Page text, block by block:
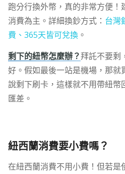
跑分行換外幣，真的非常方便
消費為主。詳細換鈔方式： 台灣
費、365天皆可兌換。
剩下的紐幣怎麼辦？拜託不要剩
好。假如最後一站是機場，那就
說剩下刷卡，這樣就不用帶紐
匯差。
紐西蘭消費要小費嗎？
在紐西蘭消費不用小費！但若是